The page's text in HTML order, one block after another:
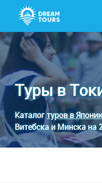
Туры в
Каталогтуров в
Витебска и Минска на